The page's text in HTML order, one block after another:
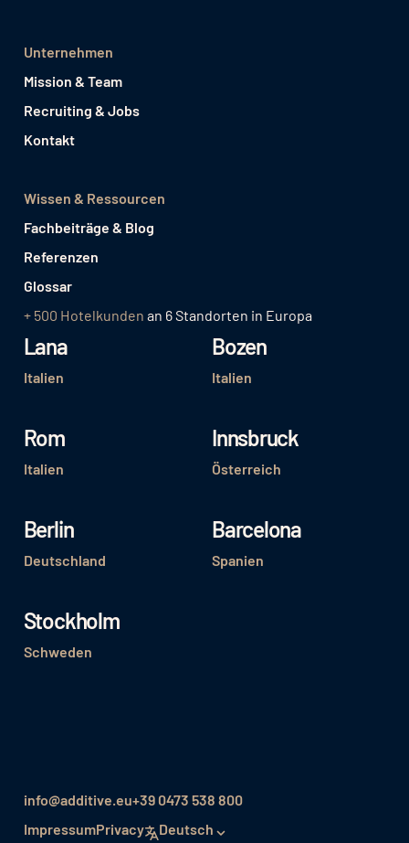
Unternehmen
Mission & Team
Recruiting & Jobs
Kontakt
Wissen & Ressourcen
Fachbeiträge & Blog
Referenzen
Glossar
+ 500 Hotelkunden an 6 Standorten in Europa
Lana
Italien
Bozen
Italien
Rom
Italien
Innsbruck
Österreich
Berlin
Deutschland
Barcelona
Spanien
Stockholm
Schweden
info@additive.eu+39 0473 538 800
ImpressumPrivacy Deutsch